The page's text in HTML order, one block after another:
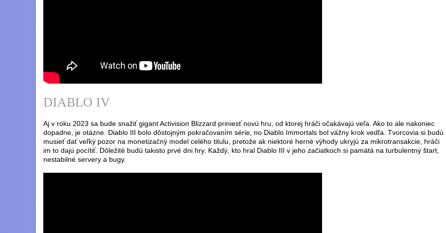
DIABLO IV
Aj v roku 2023 sa bude snažiť gigant Activision Blizzard priniesť novú hru, od ktorej hráči očakávajú veľa. Ako to ale nakoniec
dopadne, je otázne. Diablo III bolo dôstojným pokračovaním série, no Diablo Immortals bol vážny krok vedľa. Tvorcovia si budú
musieť dať veľký pozor na monetizačný model celého titulu, pretože ak niektoré herné výhody ukryjú za mikrotransakcie, hráči
im to dajú pocítiť. Dôležité budú takisto prvé dni hry. Každý, kto hral Diablo III v jeho začiatkoch si pamätá na turbulentný štart,
nestabilné servery a bugy.